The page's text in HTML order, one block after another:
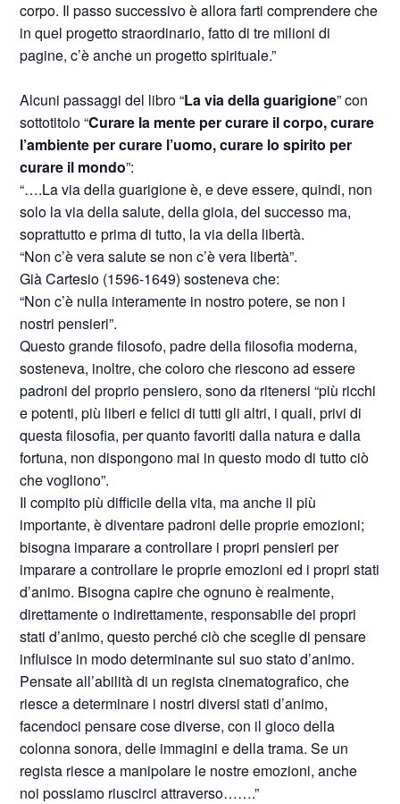
corpo. Il passo successivo è allora farti comprendere che
in quel progetto straordinario, fatto di tre milioni di
pagine, c’è anche un progetto spirituale.”
Alcuni passaggi del libro “La via della guarigione” con
sottotitolo “Curare la mente per curare il corpo, curare
l’ambiente per curare l’uomo, curare lo spirito per
curare il mondo”:
“….La via della guarigione è, e deve essere, quindi, non
solo la via della salute, della gioia, del successo ma,
soprattutto e prima di tutto, la via della libertà.
“Non c’è vera salute se non c’è vera libertà”.
Già Cartesio (1596-1649) sosteneva che:
“Non c’è nulla interamente in nostro potere, se non i
nostri pensieri”.
Questo grande filosofo, padre della filosofia moderna,
sosteneva, inoltre, che coloro che riescono ad essere
padroni del proprio pensiero, sono da ritenersi “più ricchi
e potenti, più liberi e felici di tutti gli altri, i quali, privi di
questa filosofia, per quanto favoriti dalla natura e dalla
fortuna, non dispongono mai in questo modo di tutto ciò
che vogliono”.
Il compito più difficile della vita, ma anche il più
importante, è diventare padroni delle proprie emozioni;
bisogna imparare a controllare i propri pensieri per
imparare a controllare le proprie emozioni ed i propri stati
d’animo. Bisogna capire che ognuno è realmente,
direttamente o indirettamente, responsabile dei propri
stati d’animo, questo perché ciò che sceglie di pensare
influisce in modo determinante sul suo stato d’animo.
Pensate all’abilità di un regista cinematografico, che
riesce a determinare i nostri diversi stati d’animo,
facendoci pensare cose diverse, con il gioco della
colonna sonora, delle immagini e della trama. Se un
regista riesce a manipolare le nostre emozioni, anche
noi possiamo riuscirci attraverso…….”